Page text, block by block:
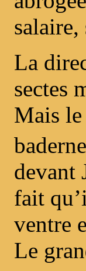
La
sectes
Mais
devant
fait
ventre
Le